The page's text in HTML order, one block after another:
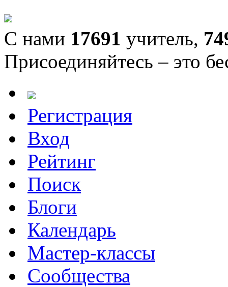
С нами 17691 учитель,
Присоединяйтесь – это
Регистрация
Вход
Рейтинг
Поиск
Блоги
Календарь
Мастер-классы
Сообщества